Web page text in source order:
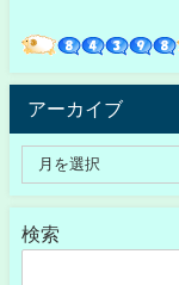
アーカイブ
検索